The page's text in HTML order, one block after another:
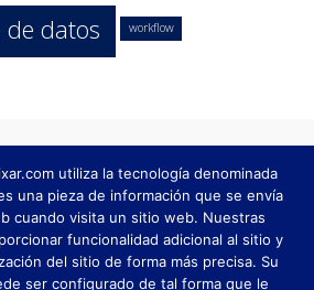
de datos workflow
utiliza la tecnología denominada
una pieza de información que se envía
cuando visita un sitio web. Nuestras
funcionalidad adicional al sitio y
del sitio de forma más precisa. Su
ser configurado de tal forma que le